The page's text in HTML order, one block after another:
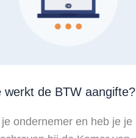
werkt de BTW aangifte?
ondernemer en heb je je